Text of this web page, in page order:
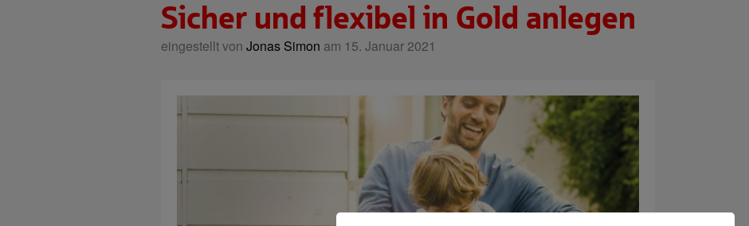
Sicher und flexibel in Gold anlegen
eingestellt von Jonas Simon am 15. Januar 2021